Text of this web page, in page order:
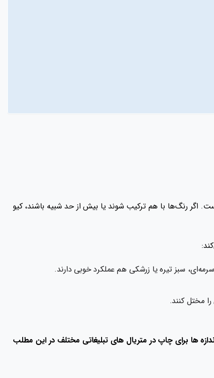
اگر رنگ‌ها با هم ترکیب شوند یا بیش از حد شبیه باشند، کیو
سبز تیره یا زرشکی هم عملکرد خوبی دارند.
مختل کنند.
ها برای چاپ در متریال های تبلیغاتی مختلف در این مطلب